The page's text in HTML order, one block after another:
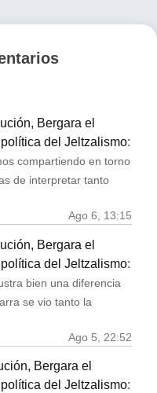
Bergara el
del Jeltzalismo:
compartiendo en torno
de interpretar tanto
Ago 6, 13:15
Bergara el
del Jeltzalismo:
bien una diferencia
se vio tanto la
Ago 5, 22:52
Bergara el
del Jeltzalismo: